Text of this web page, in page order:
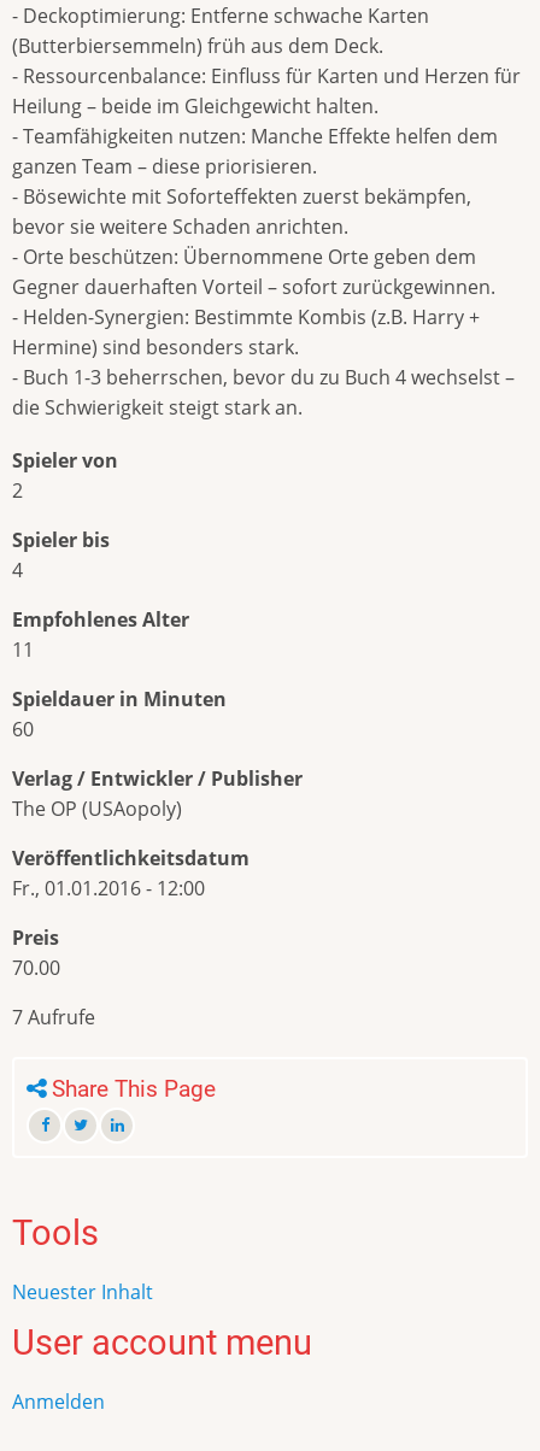
- Deckoptimierung: Entferne schwache Karten
(Butterbiersemmeln) früh aus dem Deck.
- Ressourcenbalance: Einfluss für Karten und Herzen für
Heilung – beide im Gleichgewicht halten.
- Teamfähigkeiten nutzen: Manche Effekte helfen dem
ganzen Team – diese priorisieren.
- Bösewichte mit Soforteffekten zuerst bekämpfen,
bevor sie weitere Schaden anrichten.
- Orte beschützen: Übernommene Orte geben dem
Gegner dauerhaften Vorteil – sofort zurückgewinnen.
- Helden-Synergien: Bestimmte Kombis (z.B. Harry +
Hermine) sind besonders stark.
- Buch 1-3 beherrschen, bevor du zu Buch 4 wechselst –
die Schwierigkeit steigt stark an.
Spieler von
2
Spieler bis
4
Empfohlenes Alter
11
Spieldauer in Minuten
60
Verlag / Entwickler / Publisher
The OP (USAopoly)
Veröffentlichkeitsdatum
Fr., 01.01.2016 - 12:00
Preis
70.00
7 Aufrufe
Share This Page
Tools
Neuester Inhalt
User account menu
Anmelden